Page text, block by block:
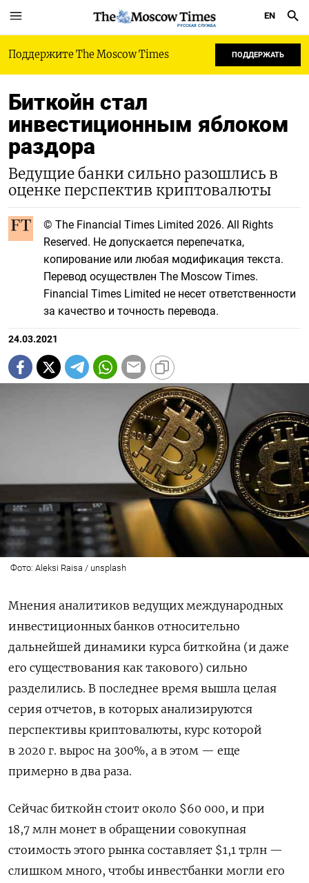
РУССКАЯ СЛУЖБА
EN
Поддержите The Moscow Times ПОДДЕРЖАТЬ
Биткойн стал
инвестиционным яблоком
раздора
Ведущие банки сильно разошлись в
оценке перспектив криптовалюты
© The Financial Times Limited 2026. All Rights
Reserved. Не допускается перепечатка,
копирование или любая модификация текста.
Перевод осуществлен The Moscow Times.
Financial Times Limited не несет ответственности
за качество и точность перевода.
24.03.2021
Фото: Aleksi Raisa / unsplash
Мнения аналитиков ведущих международных
инвестиционных банков относительно
дальнейшей динамики курса биткойна (и даже
его существования как такового) сильно
разделились. В последнее время вышла целая
серия отчетов, в которых анализируются
перспективы криптовалюты, курс которой
в 2020 г. вырос на 300%, а в этом — еще
примерно в два раза.
Сейчас биткойн стоит около $60 000, и при
18,7 млн монет в обращении совокупная
стоимость этого рынка составляет $1,1 трлн —
слишком много, чтобы инвестбанки могли его